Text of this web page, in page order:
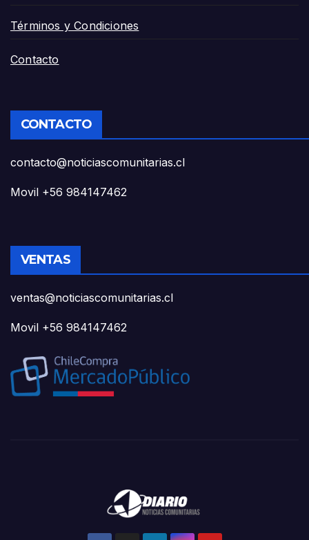
Términos y Condiciones
Contacto
CONTACTO
contacto@noticiascomunitarias.cl
Movil +56 984147462
VENTAS
ventas@noticiascomunitarias.cl
Movil +56 984147462